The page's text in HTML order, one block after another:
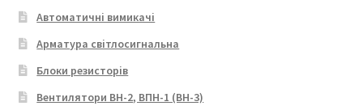
Автоматичні вимикачі
Арматура світлосигнальна
Блоки резисторів
Вентилятори ВН-2, ВПН-1 (ВН-3)